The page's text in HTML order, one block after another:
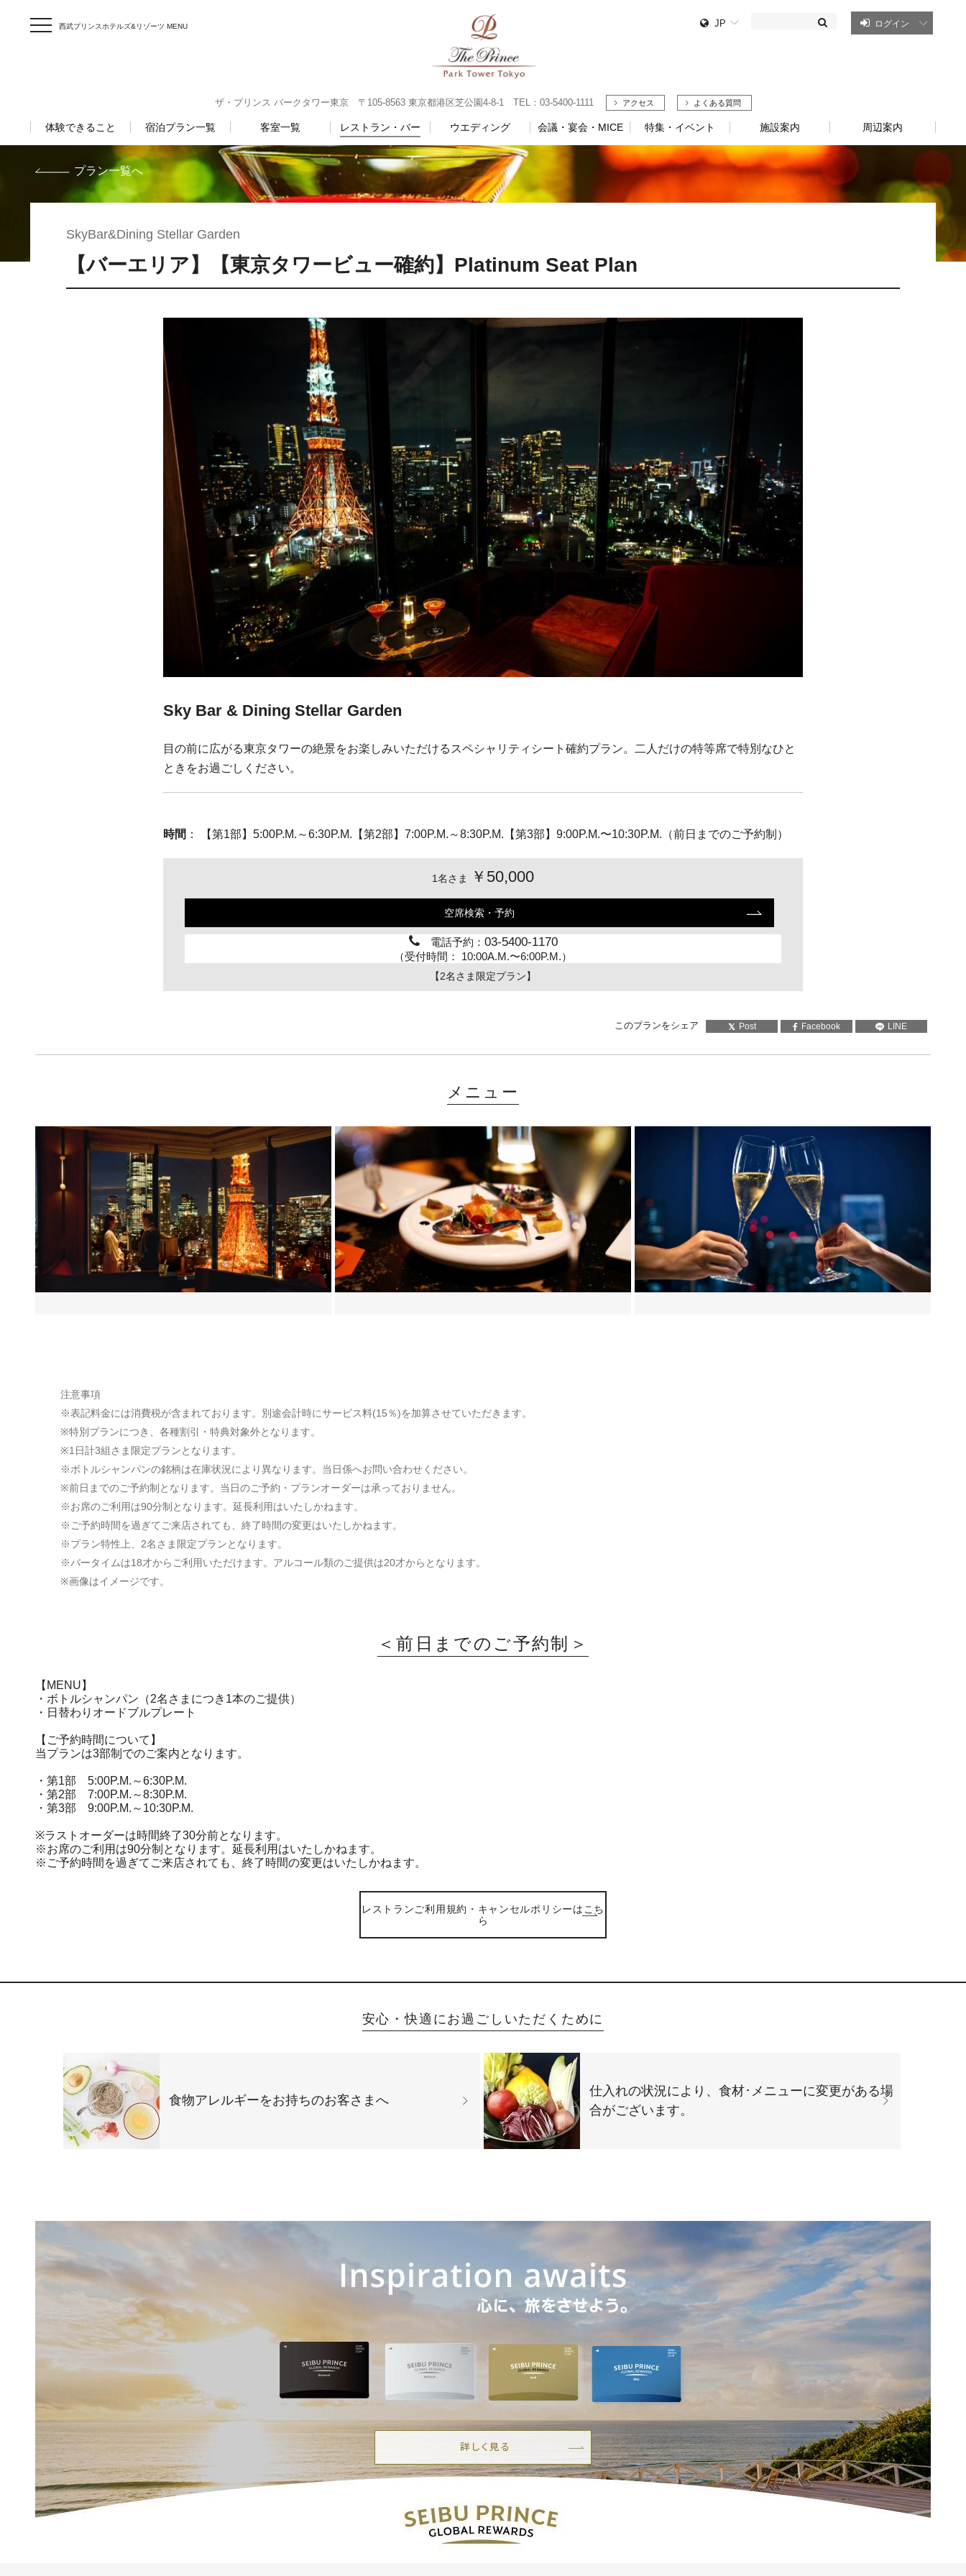
西武プリンスホテルズ&リゾーツ MENU JP ログイン
ザ・プリンス パークタワー東京 〒105-8563 東京都港区芝公園4-8-1 TEL：03-5400-1111 アクセス よくある質問
体験できること 宿泊プラン一覧 客室一覧 レストラン・バー ウエディング 会議・宴会・MICE 特集・イベント 施設案内 周辺案内
プラン一覧へ
SkyBar&Dining Stellar Garden
【バーエリア】【東京タワービュー確約】Platinum Seat Plan
Sky Bar & Dining Stellar Garden
目の前に広がる東京タワーの絶景をお楽しみいただけるスペシャリティシート確約プラン。二人だけの特等席で特別なひと
ときをお過ごしください。
時間 ： 【第1部】5:00P.M.～6:30P.M.【第2部】7:00P.M.～8:30P.M.【第3部】9:00P.M.〜10:30P.M.（前日までのご予約制）
1名さま ￥50,000
空席検索・予約
電話予約： 03-5400-1170
（受付時間： 10:00A.M.〜6:00P.M.）
【2名さま限定プラン】
このプランをシェア Post Facebook LINE
メニュー
注意事項
※表記料金には消費税が含まれております。別途会計時にサービス料(15％)を加算させていただきます。
※特別プランにつき、各種割引・特典対象外となります。
※1日計3組さま限定プランとなります。
※ボトルシャンパンの銘柄は在庫状況により異なります。当日係へお問い合わせください。
※前日までのご予約制となります。当日のご予約・プランオーダーは承っておりません。
※お席のご利用は90分制となります。延長利用はいたしかねます。
※ご予約時間を過ぎてご来店されても、終了時間の変更はいたしかねます。
※プラン特性上、2名さま限定プランとなります。
※バータイムは18才からご利用いただけます。アルコール類のご提供は20才からとなります。
※画像はイメージです。
＜前日までのご予約制＞
【MENU】
・ボトルシャンパン（2名さまにつき1本のご提供）
・日替わりオードブルプレート
【ご予約時間について】
当プランは3部制でのご案内となります。
・第1部 5:00P.M.～6:30P.M.
・第2部 7:00P.M.～8:30P.M.
・第3部 9:00P.M.～10:30P.M.
※ラストオーダーは時間終了30分前となります。
※お席のご利用は90分制となります。延長利用はいたしかねます。
※ご予約時間を過ぎてご来店されても、終了時間の変更はいたしかねます。
レストランご利用規約・キャンセルポリシーはこち
ら
安心・快適にお過ごしいただくために
食物アレルギーをお持ちのお客さまへ
仕入れの状況により、食材･メニューに変更がある場
合がございます。